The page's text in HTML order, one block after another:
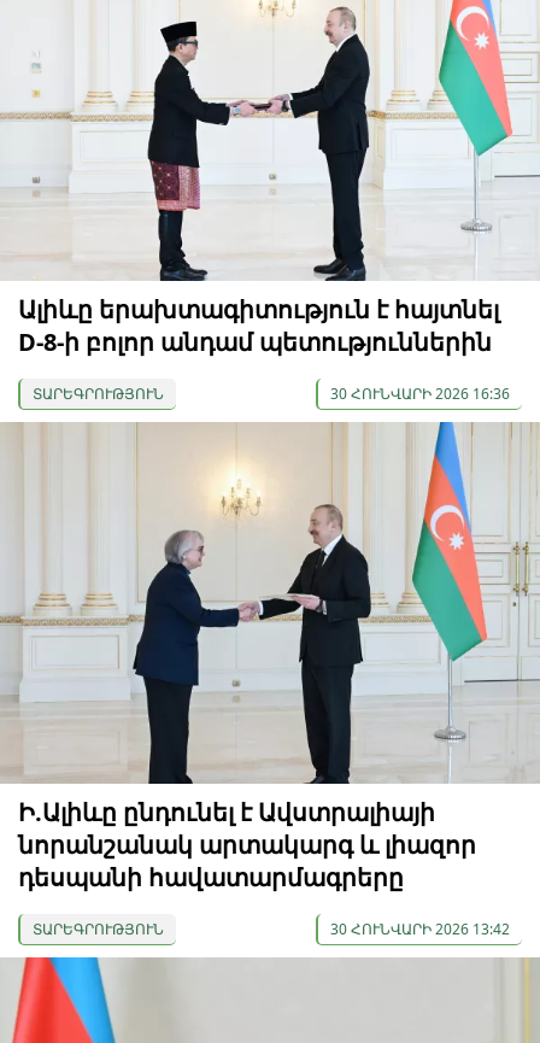
Ալիևը երախտագիտություն է հայտնել
D-8-ի բոլոր անդամ պետություններին
ՏԱՐԵԳՐՈՒԹՅՈՒՆ 30 ՀՈՒՆՎԱՐԻ 2026 16:36
Ի.Ալիևը ընդունել է Ավստրալիայի
նորանշանակ արտակարգ և լիազոր
դեսպանի հավատարմագրերը
ՏԱՐԵԳՐՈՒԹՅՈՒՆ 30 ՀՈՒՆՎԱՐԻ 2026 13:42